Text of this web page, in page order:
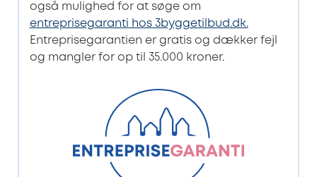
også mulighed for at søge om
entreprisegaranti hos 3byggetilbud.dk.
Entreprisegarantien er gratis og dækker fejl
og mangler for op til 35.000 kroner.